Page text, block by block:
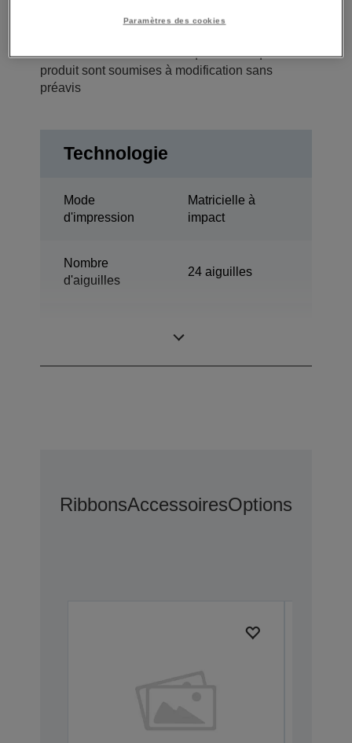
Les fonctions et caractéristiques techniques du
produit sont soumises à modification sans
préavis
Technologie
Mode
d'impression
Matricielle à
impact
Nombre
d'aiguilles
24 aiguilles
RibbonsAccessoiresOptions
Paramètres des cookies